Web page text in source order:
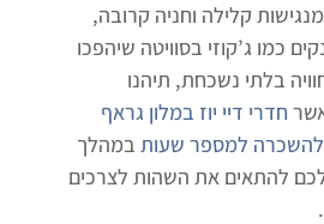
קלילה וחניה קרובה,
כמו ג’קוזי בסוויטה שיהפכו
בלתי נשכחת, תיהנו
חדרי דיי יוז במלון גראף
להשכרה למספר שעותבמהלך
להתאים את השהות לצרכים